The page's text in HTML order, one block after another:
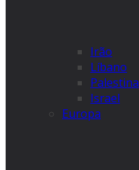
Irão
Líbano
Palestina
Israel
Europa